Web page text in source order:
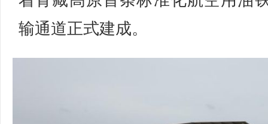
输通道正式建成。